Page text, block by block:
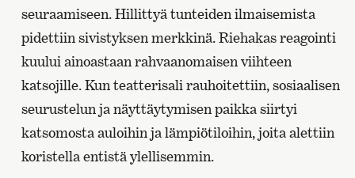
seuraamiseen. Hillittyä tunteiden ilmaisemista
pidettiin sivistyksen merkkinä. Riehakas reagointi
kuului ainoastaan rahvaanomaisen viihteen
katsojille. Kun teatterisali rauhoitettiin, sosiaalisen
seurustelun ja näyttäytymisen paikka siirtyi
katsomosta auloihin ja lämpiötiloihin, joita alettiin
koristella entistä ylellisemmin.